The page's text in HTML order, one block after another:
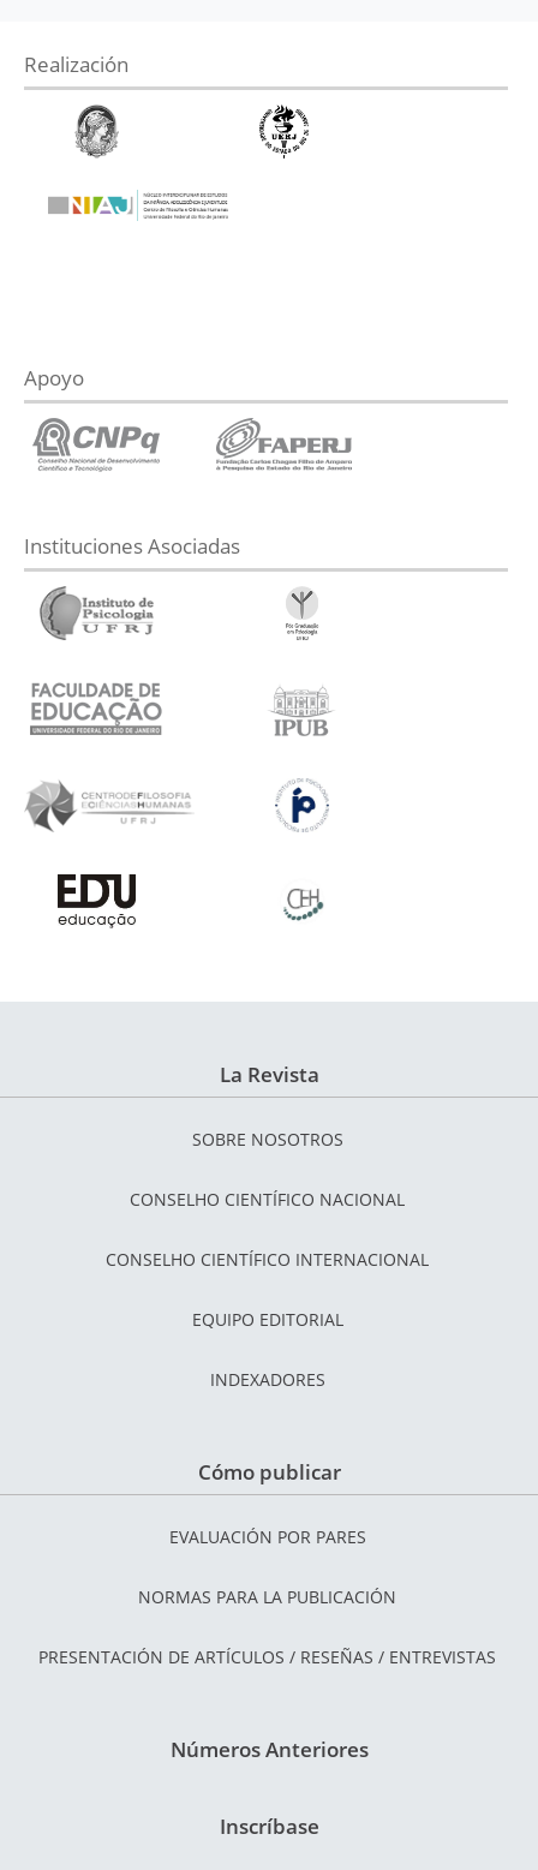
Realización
Apoyo
Instituciones Asociadas
La Revista
SOBRE NOSOTROS
CONSELHO CIENTÍFICO NACIONAL
CONSELHO CIENTÍFICO INTERNACIONAL
EQUIPO EDITORIAL
INDEXADORES
Cómo publicar
EVALUACIÓN POR PARES
NORMAS PARA LA PUBLICACIÓN
PRESENTACIÓN DE ARTÍCULOS / RESEÑAS / ENTREVISTAS
Números Anteriores
Inscríbase